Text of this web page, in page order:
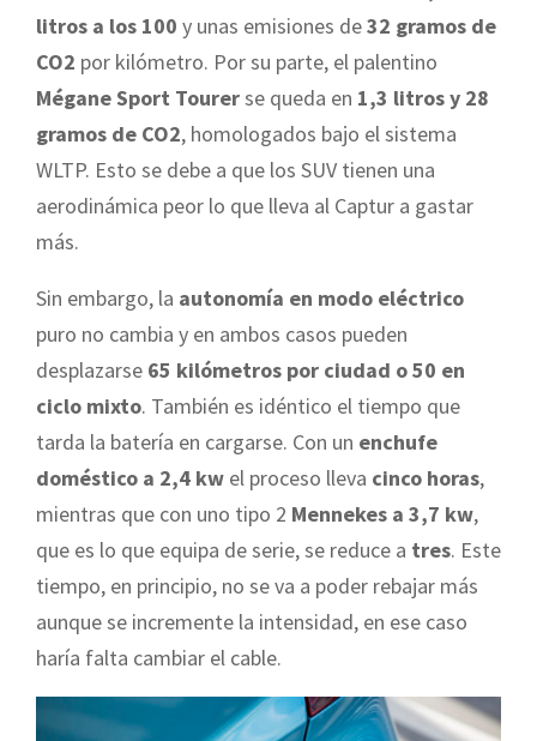
litros a los 100 y unas emisiones de32 gramos de
CO2 por kilómetro. Por su parte, el palentino
Mégane Sport Tourerse queda en 1,3 litros y 28
gramos de CO2, homologados bajo el sistema
WLTP. Esto se debe a que los SUV tienen una
aerodinámica peor lo que lleva al Captur a gastar
más.
Sin embargo, la autonomía en modo eléctrico
puro no cambia y en ambos casos pueden
desplazarse 65 kilómetros por ciudad o 50 en
ciclo mixto. También es idéntico el tiempo que
tarda la batería en cargarse. Con un enchufe
doméstico a 2,4 kw el proceso lleva cinco horas,
mientras que con uno tipo 2 Mennekes a 3,7 kw,
que es lo que equipa de serie, se reduce a tres. Este
tiempo, en principio, no se va a poder rebajar más
aunque se incremente la intensidad, en ese caso
haría falta cambiar el cable.